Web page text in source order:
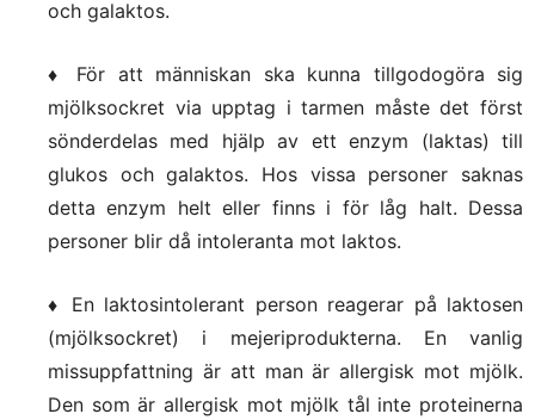
och galaktos.
♦ För att människan ska kunna tillgodogöra sig
mjölksockret via upptag i tarmen måste det först
sönderdelas med hjälp av ett enzym (laktas) till
glukos och galaktos. Hos vissa personer saknas
detta enzym helt eller finns i för låg halt. Dessa
personer blir då intoleranta mot laktos.
♦ En laktosintolerant person reagerar på laktosen
(mjölksockret) i mejeriprodukterna. En vanlig
missuppfattning är att man är allergisk mot mjölk.
Den som är allergisk mot mjölk tål inte proteinerna